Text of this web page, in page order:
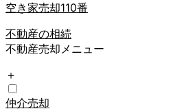
空き家売却110番
不動産の相続
不動産売却メニュー
＋
仲介売却